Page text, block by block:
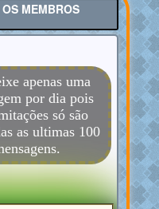
MEMBROS
apenas uma
por dia pois
só são
as ultimas 100